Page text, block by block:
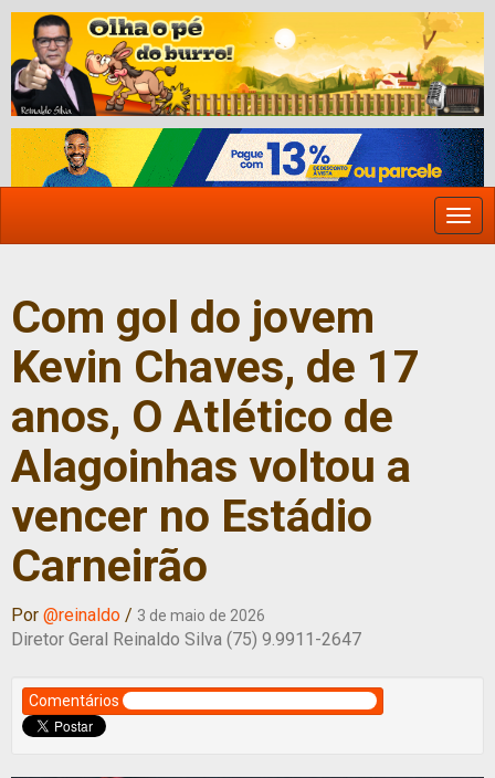
Com gol do jovem
Kevin Chaves, de 17
anos, O Atlético de
Alagoinhas voltou a
vencer no Estádio
Carneirão
Por @reinaldo / 3 de maio de 2026
Diretor Geral Reinaldo Silva (75) 9.9911-2647
Comentários